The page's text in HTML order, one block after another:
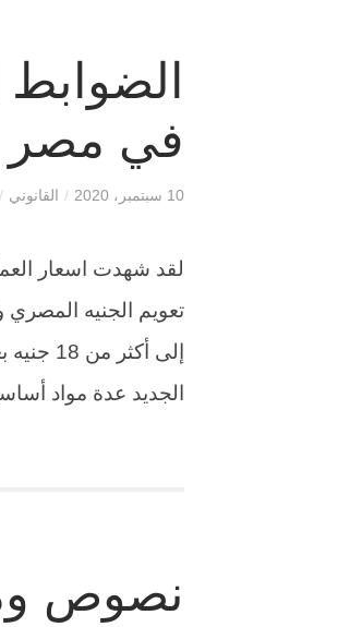
الضوابط
في مصر
10 سبتمبر، 2020 / القانوني /
لقد شهدت اسعار
إلى
الجديد عدة مواد
نصوص